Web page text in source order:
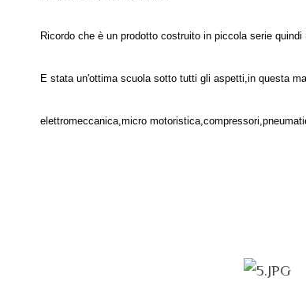
Ricordo che è un prodotto costruito in piccola serie
E stata un'ottima scuola sotto tutti gli aspetti,in questa
elettromeccanica,micro